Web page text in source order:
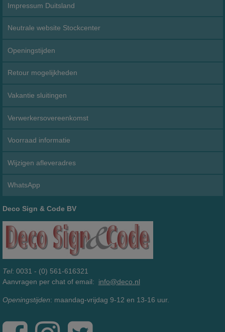
Impressum Duitsland
Neutrale website Stockcenter
Openingstijden
Retour mogelijkheden
Vakantie sluitingen
Verwerkersovereenkomst
Voorraad informatie
Wijzigen afleveradres
WhatsApp
Deco Sign & Code BV
Tel: 0031 - (0) 561-616321
Aanvragen per chat of email: info@deco.nl
Openingstijden: maandag-vrijdag 9-12 en 13-16 uur.